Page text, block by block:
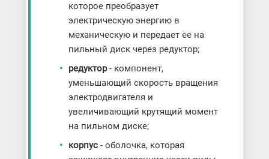
которое преобразует
электрическую энергию в
механическую и передает ее на
пильный диск через редуктор;
редуктор- компонент,
уменьшающий скорость вращения
электродвигателя и
увеличивающий крутящий момент
на пильном диске;
корпус- оболочка, которая